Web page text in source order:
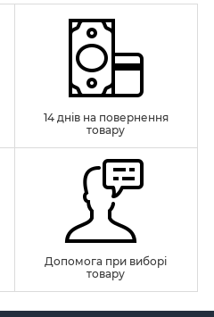
14 днів на повернення
товару
Допомога при виборі
товару